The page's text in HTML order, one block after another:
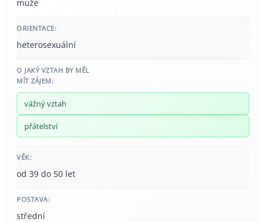
muže
ORIENTACE:
heterosexuální
O JAKÝ VZTAH BY MĚL
MÍT ZÁJEM:
vážný vztah
přátelství
VĚK:
od 39 do 50 let
POSTAVA:
střední